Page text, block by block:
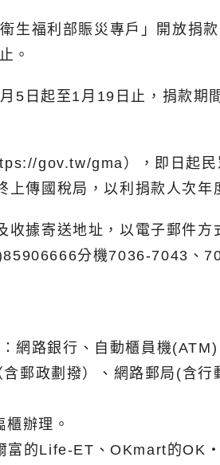
生福利部賑災專戶」開放捐
。
5日起至1月19日止，捐款期
gov.tw/gma），即日起
傳國稅局，以利捐款人次年
收據寄送地址，以電子郵件方
分機7036-7043、
網路銀行、自動櫃員機(ATM)
郵政劃撥）、網路郵局(含
辦理。
富的Life-ET、OKmart的